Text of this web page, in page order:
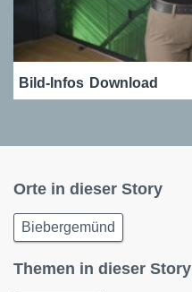
Bild-Infos Download
Orte in dieser Story
Biebergemünd
Themen in dieser Story